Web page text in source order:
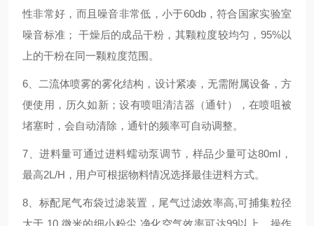
性非常好，而且噪音非常低，小于60db，符合国家实验室
噪音标准； 干燥后的成品干粉，其颗粒度较均匀，95%以
上的干粉在同一颗粒度范围。
6、二流体喷雾的雾化结构，设计紧凑，无需附属设备，方
便使用，历久如新；设有喷咀清洁器（通针），在喷咀被
堵塞时，会自动清除，通针的频率可自动调整。
7、进料量可通过进料蠕动泵调节，样品少量可达80ml，
最高2L/H，用户可根据物料情况选择最佳进料方式。
8、标配尾气布袋过滤装置，尾气过滤效率高,可捕集粒径
大于 10 微米的细小粉尘,净化空气效率可达99以上，操作